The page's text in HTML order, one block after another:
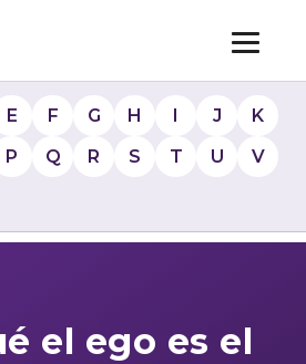
E F G H I J
K
P Q R S T U
V
el ego es el